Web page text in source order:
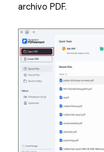
Sanidad
Finanzas
Gobierno
Publicación
Freelancer
PDFelement para
PDFelement para
Videos tutoriales
PDFelement para iOS
PDFelement para
Centro de
archivo PDF.